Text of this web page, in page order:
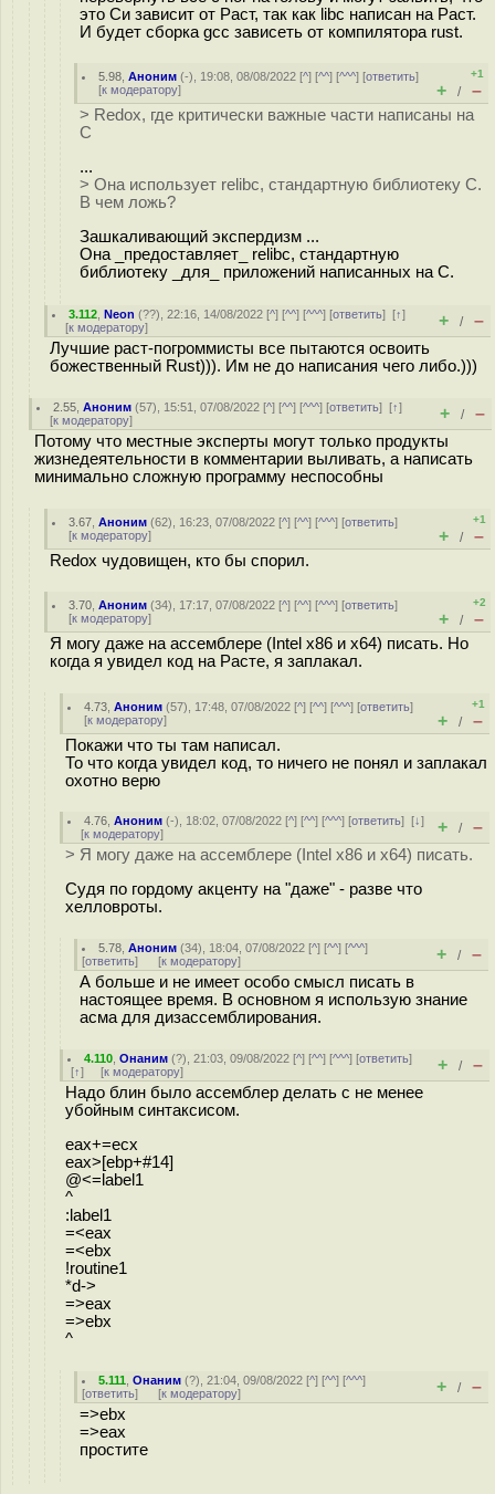
это Си зависит от Раст, так как libc написан на Раст.
И будет сборка gcc зависеть от компилятора rust.
5.98 ,Аноним (-), 19:08, 08/08/2022 [^] [^^] [^^^] [ответить]
[к модератору]
+1
+ / –
> Redox, где критически важные части написаны на
C
...
> Она использует relibc, стандартную библиотеку C.
В чем ложь?
Зашкаливающий экспердизм ...
Она _предоставляет_ relibc, стандартную
библиотеку _для_ приложений написанных на С.
3.112 ,Neon (??), 22:16, 14/08/2022 [^] [^^] [^^^] [ответить][↑]
[к модератору] + / –
Лучшие раст-погроммисты все пытаются освоить
божественный Rust))). Им не до написания чего либо.)))
2.55 ,Аноним (57), 15:51, 07/08/2022 [^] [^^] [^^^] [ответить][↑]
[к модератору] + / –
Потому что местные эксперты могут только продукты
жизнедеятельности в комментарии выливать, а написать
минимально сложную программу неспособны
3.67 ,Аноним (62), 16:23, 07/08/2022 [^] [^^] [^^^] [ответить]
[к модератору]
+1
+ / –
Redox чудовищен, кто бы спорил.
3.70 ,Аноним (34), 17:17, 07/08/2022 [^] [^^] [^^^] [ответить]
[к модератору]
+2
+ / –
Я могу даже на ассемблере (Intel x86 и x64) писать. Но
когда я увидел код на Расте, я заплакал.
4.73 ,Аноним (57), 17:48, 07/08/2022 [^] [^^] [^^^] [ответить]
[к модератору]
+1
+ / –
Покажи что ты там написал.
То что когда увидел код, то ничего не понял и заплакал
охотно верю
4.76 ,Аноним (-), 18:02, 07/08/2022 [^] [^^] [^^^] [ответить][↓]
[к модератору] + / –
> Я могу даже на ассемблере (Intel x86 и x64) писать.
Судя по гордому акценту на "даже" - разве что
хелловроты.
5.78 ,Аноним (34), 18:04, 07/08/2022 [^] [^^] [^^^]
[ответить] [к модератору] + / –
А больше и не имеет особо смысл писать в
настоящее время. В основном я использую знание
асма для дизассемблирования.
4.110 ,Онаним (?), 21:03, 09/08/2022 [^] [^^] [^^^] [ответить]
[↑] [к модератору] + / –
Надо блин было ассемблер делать с не менее
убойным синтаксисом.
eax+=ecx
eax>[ebp+#14]
@<=label1
^
:label1
=<eax
=<ebx
!routine1
*d->
=>eax
=>ebx
^
5.111 ,Онаним (?), 21:04, 09/08/2022 [^] [^^] [^^^]
[ответить] [к модератору] + / –
=>ebx
=>eax
простите